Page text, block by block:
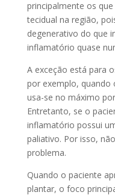
principalmente os
tecidual na região,
degenerativo do que
inflamatório quase
A exceção está para
por exemplo, quando
usa-se no máximo
Entretanto, se o
inflamatório possui
paliativo. Por isso,
problema.
Quando o paciente
plantar, o foco